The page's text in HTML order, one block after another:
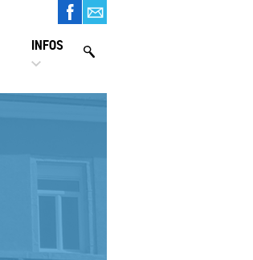
INFOS